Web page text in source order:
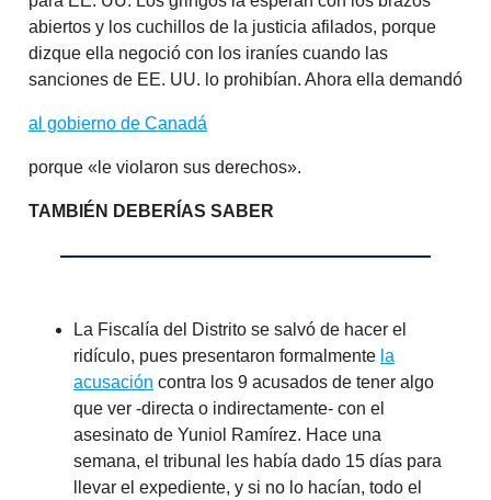
abiertos y los cuchillos de la justicia afilados, porque
dizque ella negoció con los iraníes cuando las
sanciones de EE. UU. lo prohibían. Ahora ella demandó
al gobierno de Canadá
porque «le violaron sus derechos».
TAMBIÉN DEBERÍAS SABER
La Fiscalía del Distrito se salvó de hacer el
ridículo, pues presentaron formalmente la
acusación contra los 9 acusados de tener algo
que ver -directa o indirectamente- con el
asesinato de Yuniol Ramírez. Hace una
semana, el tribunal les había dado 15 días para
llevar el expediente, y si no lo hacían, todo el